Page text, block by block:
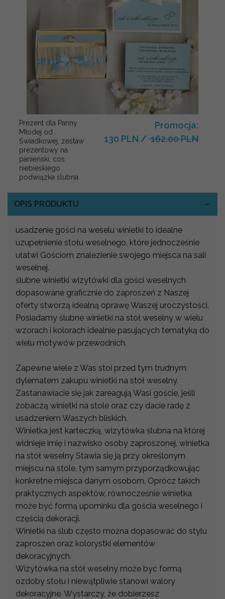
Prezent dla Panny
Młodej od
Świadkowej, zestaw
prezentowy na
panieński, cos
niebieskiego
podwiązka ślubna
Promocja:
130 PLN / 162.00 PLN
OPIS PRODUKTU
usadzenie gości na weselu winietki to idealne
uzupełnienie stołu weselnego, które jednocześnie
ułatwi Gościom znalezienie swojego miejsca na sali
weselnej.
ślubne winietki wizytówki dla gości weselnych
dopasowane graficznie do zaproszeń z Naszej
oferty stworzą idealną oprawę Waszej uroczystości.
Posiadamy ślubne winietki na stół weselny w wielu
wzorach i kolorach idealnie pasujących tematyką do
wielu motywów przewodnich.
Zapewne wiele z Was stoi przed tym trudnym
dylematem zakupu winietki na stół weselny.
Zastanawiacie się jak zareagują Wasi goście, jeśli
zobaczą winietki na stole oraz czy dacie radę z
usadzeniem Waszych bliskich.
Winietka jest karteczką, wizytówka ślubna na której
widnieje imię i nazwisko osoby zaproszonej. winietka
na stół weselny Stawia się ją przy określonym
miejscu na stole, tym samym przyporządkowując
konkretne miejsca danym osobom. Oprócz takich
praktycznych aspektów, równocześnie winietka
może być formą upominku dla gościa weselnego i
częścią dekoracji.
Winietki na ślub często można dopasować do stylu
zaproszeń oraz kolorystki elementów
dekoracyjnych.
Wizytówka na stół weselny może być formą
ozdoby stołu i niewątpliwie stanowi walory
dekoracyjne. Wystarczy, że dobierzesz